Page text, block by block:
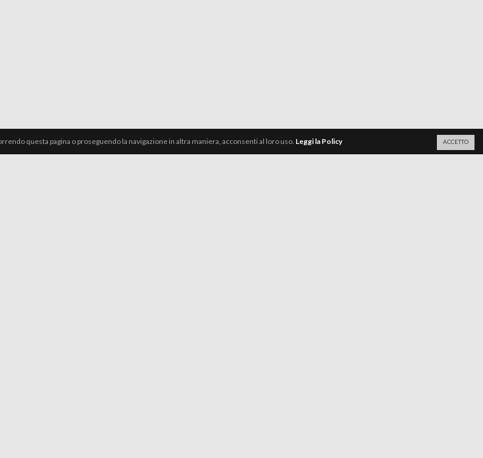
questa pagina o proseguendo la navigazione in altra maniera, acconsenti al loro uso. Leggi la Policy ACCETTO